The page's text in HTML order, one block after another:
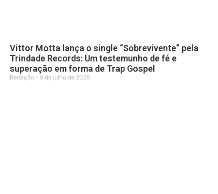
Vittor Motta lança o single “Sobrevivente” pela
Trindade Records: Um testemunho de fé e
superação em forma de Trap Gospel
Redação 9 de julho de 2025